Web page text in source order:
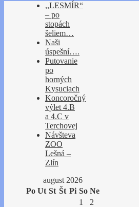
,,LESMÍR“
– po
stopách
šeliem…
Naši
úspešní….
Putovanie
po
horných
Kysuciach
Koncoročný
výlet 4.B
a 4.C v
Terchovej
Návšteva
ZOO
Lešná –
Zlín
august 2026
Po Ut St Št Pi So Ne
1
2